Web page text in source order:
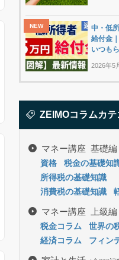
中・低
給付金
いつも
2026年5
ZEIMOコラムカテ
マネー講座 基礎編
資格
税金の基礎知
所得税の基礎知識
消費税の基礎知識
マネー講座 上級編
税金コラム
世界の
経済コラム
フィン